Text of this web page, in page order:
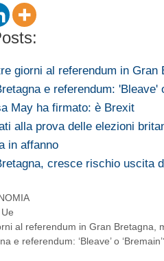
giorni al referendum in
e referendum: 'Bleave'
May ha firmato: è Brexit
alla prova delle elezioni
in affanno
cresce rischio uscita
Ue
al referendum in Gran Bretagna,
e referendum: ‘Bleave’ o